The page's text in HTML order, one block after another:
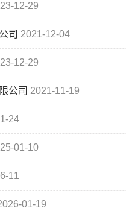
12-29
司 2021-12-04
12-29
公司 2021-11-19
24
01-10
11
01-19